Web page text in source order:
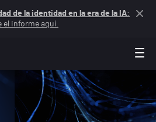
de la identidad en la era de la IA:
el informe aquí.